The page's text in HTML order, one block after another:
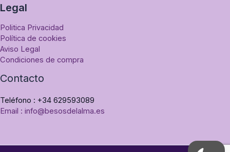
Legal
Politica Privacidad
Política de cookies
Aviso Legal
Condiciones de compra
Contacto
Teléfono : +34 629593089
Email : info@besosdelalma.es